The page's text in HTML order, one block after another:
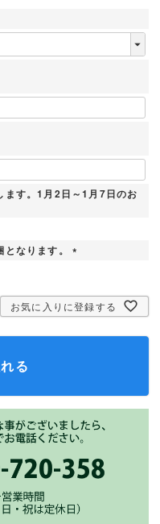
ます。1月2日～1月7日のお
なります。
須
)
お気に入りに登録する
る